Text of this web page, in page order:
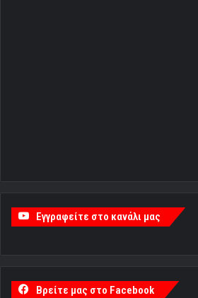
Εγγραφείτε στο κανάλι μας
Βρείτε μας στο Facebook